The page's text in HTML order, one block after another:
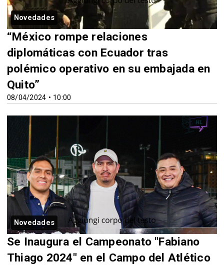
Novedades
08/04/2024 • 10:00
“México rompe relaciones
diplomáticas con Ecuador tras
polémico operativo en su embajada en
Quito”
Novedades
Se Inaugura el Campeonato "Fabiano
Thiago 2024" en el Campo del Atlético